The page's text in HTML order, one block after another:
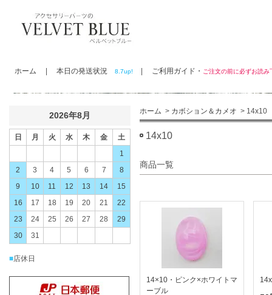
ホーム 本日の発送状況 8.7up! ご利用ガイド・ ご注文の前に必ずお読
ホーム > カボション＆カメオ > 14x10
14x10
商品一覧
14×10・ピンク×ホワイトマ
ーブル
2026年8月
日 月 火 水 木 金
土
1
2
3 4 5 6 7
8
9
10 11 12 13 14
15
16
17 18 19 20 21
22
23
24 25 26 27 28
29
30
31
■店休日